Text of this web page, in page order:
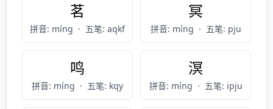
茗
拼音: míng · 五笔: aqkf
冥
拼音: míng · 五笔: pju
鸣
拼音: míng · 五笔: kqy
溟
拼音: míng · 五笔: ipju